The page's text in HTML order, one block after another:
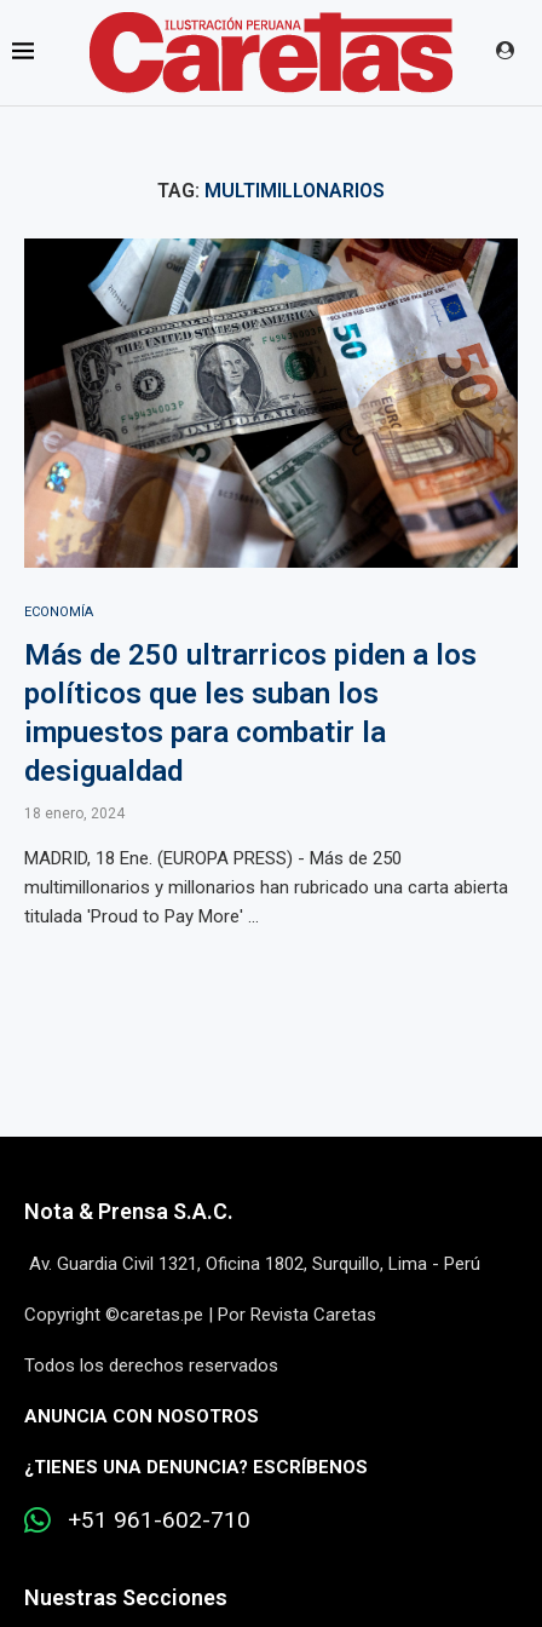
TAG: MULTIMILLONARIOS
ECONOMÍA
Más de 250 ultrarricos piden a los
políticos que les suban los
impuestos para combatir la
desigualdad
18 enero, 2024
MADRID, 18 Ene. (EUROPA PRESS) - Más de 250
multimillonarios y millonarios han rubricado una carta abierta
titulada 'Proud to Pay More' ...
Nota & Prensa S.A.C.
Av. Guardia Civil 1321, Oficina 1802, Surquillo, Lima - Perú
Copyright ©caretas.pe | Por Revista Caretas
Todos los derechos reservados
ANUNCIA CON NOSOTROS
¿TIENES UNA DENUNCIA? ESCRÍBENOS
+51 961-602-710
Nuestras Secciones